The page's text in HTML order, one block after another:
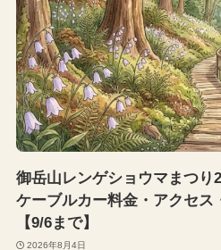
御岳山レンゲショウマまつり
ケーブルカー料金・アクセス
【9/6まで】
2026年8月4日